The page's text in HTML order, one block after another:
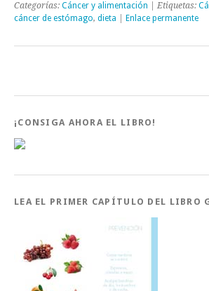
Categorías: Cáncer y alimentación | Etiquetas:
cáncer de estómago, dieta Enlace permanente
¡CONSIGA AHORA EL LIBRO!
LEA EL PRIMER CAPÍTULO DEL LIBRO